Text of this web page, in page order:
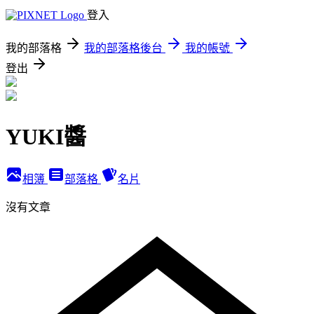
登入
我的部落格 我的部落格後台
我的帳號
登出
YUKI醬
相簿 部落格 名片
沒有文章